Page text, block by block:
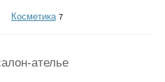
Косметика 7
ателье